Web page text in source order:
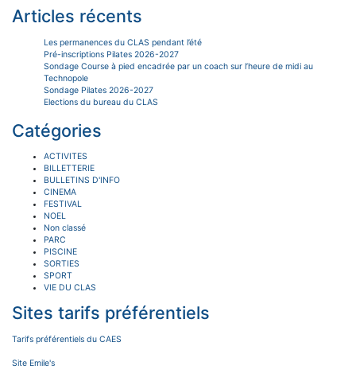
Articles récents
Les permanences du CLAS pendant l’été
Pré-inscriptions Pilates 2026-2027
Sondage Course à pied encadrée par un coach sur l’heure de midi au
Technopole
Sondage Pilates 2026-2027
Elections du bureau du CLAS
Catégories
ACTIVITES
BILLETTERIE
BULLETINS D'INFO
CINEMA
FESTIVAL
NOEL
Non classé
PARC
PISCINE
SORTIES
SPORT
VIE DU CLAS
Sites tarifs préférentiels
Tarifs préférentiels du CAES
Site Emile's